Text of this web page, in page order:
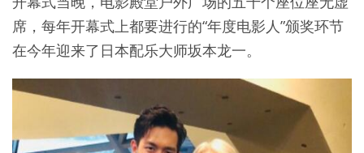
席，每年开幕式上都要进行的“年度电影人”颁奖环节
在今年迎来了日本配乐大师坂本龙一。